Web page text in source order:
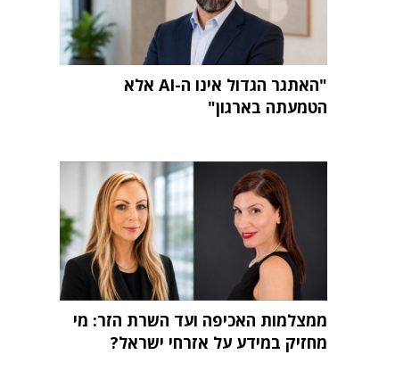
"האתגר הגדול אינו ה-AI אלא
הטמעתה בארגון"
ממצלמות האכיפה ועד השרת הזר: מי
מחזיק במידע על אזרחי ישראל?